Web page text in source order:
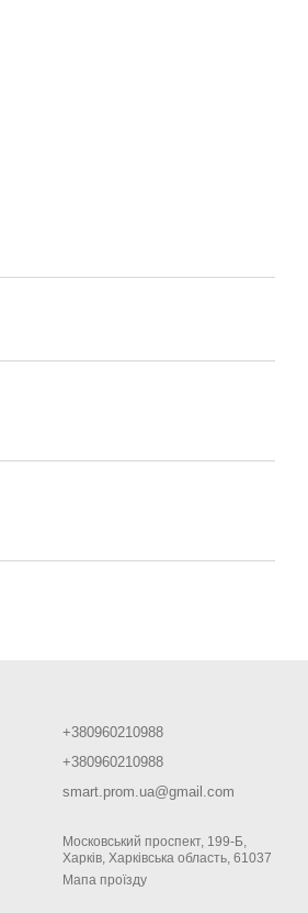
+380960210988
+380960210988
smart.prom.ua@gmail.com
Московський проспект, 199-Б,
Харків, Харківська область, 61037
Мапа проїзду